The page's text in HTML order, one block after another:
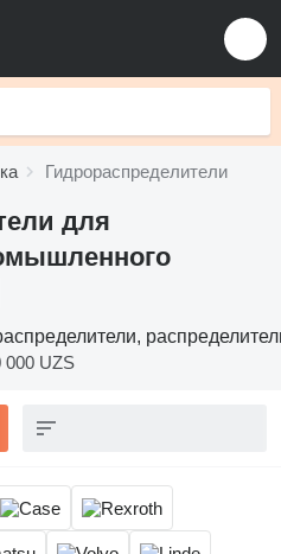
Гидрораспределители
для
000 UZS